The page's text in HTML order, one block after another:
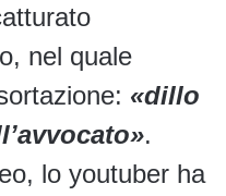
nel quale
«dillo
.
lo youtuber ha